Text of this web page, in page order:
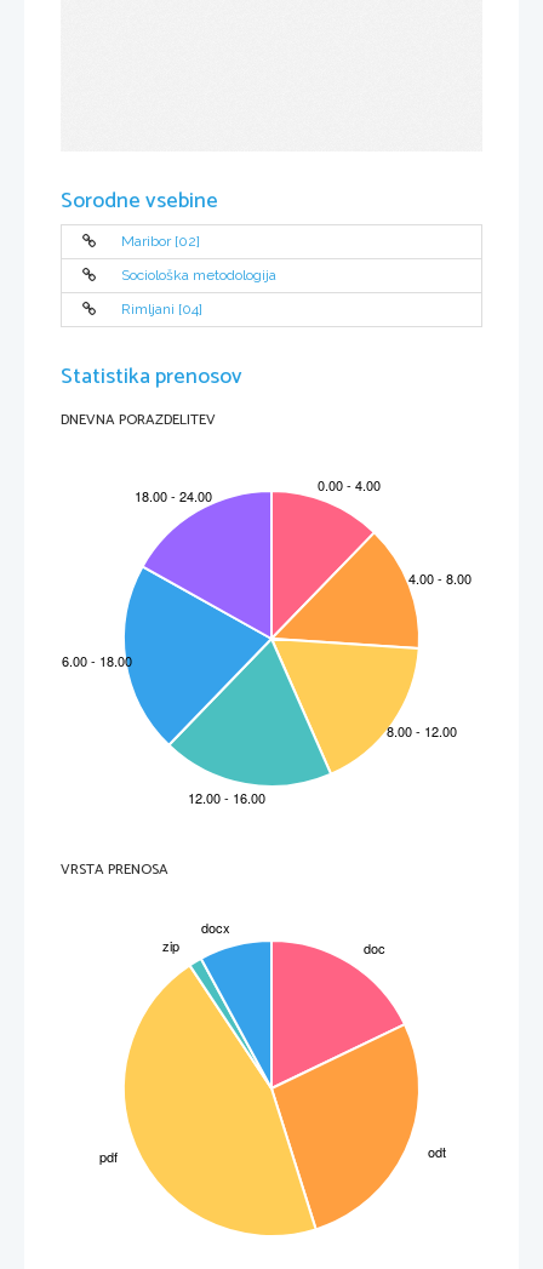
Sorodne vsebine
Maribor [02]
Sociološka metodologija
Rimljani [04]
Statistika prenosov
DNEVNA PORAZDELITEV
VRSTA PRENOSA